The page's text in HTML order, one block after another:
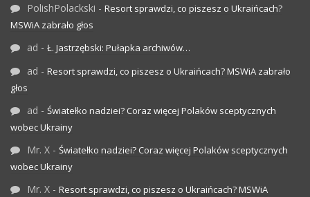
PolishPolackski - Resort sprawdzi, co piszesz o Ukraińcach?
MSWiA zabrało głos
ad - Ł. Jastrzębski: Pułapka archiwów…
ad - Resort sprawdzi, co piszesz o Ukraińcach? MSWiA zabrało
głos
ad - Światełko nadziei? Coraz więcej Polaków sceptycznych
wobec Ukrainy
Mr. X - Światełko nadziei? Coraz więcej Polaków sceptycznych
wobec Ukrainy
Mr. X - Resort sprawdzi, co piszesz o Ukraińcach? MSWiA